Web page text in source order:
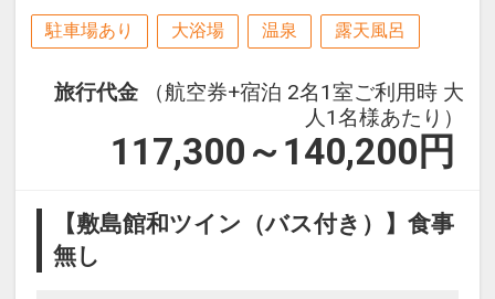
駐車場あり 大浴場 温泉 露天風呂
旅行代金
（航空券+宿泊 2名1室ご利用時 大
人1名様あたり）
117,300～140,200 円
【敷島館和ツイン（バス付き）】食事
無し